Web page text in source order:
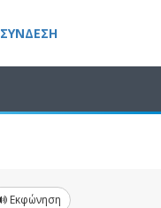
ΣΥΝΔΕΣΗ
Εκφώνηση